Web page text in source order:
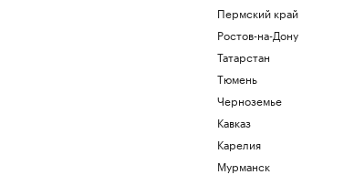
Bloomberg узнал, что Украине грозит
Пермский край
Ростов-на-Дону
Татарстан
Тюмень
Черноземье
Кавказ
Карелия
Мурманск